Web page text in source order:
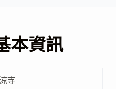
本資訊
寺